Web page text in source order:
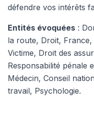
défendre vos intérêts
Entités évoquées :
la route, Droit,
Victime, Droit des
Responsabilité pénale
Médecin, Conseil
travail, Psychologie.